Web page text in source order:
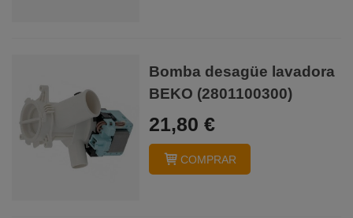
Bomba desagüe lavadora
BEKO (2801100300)
21,80 €
COMPRAR